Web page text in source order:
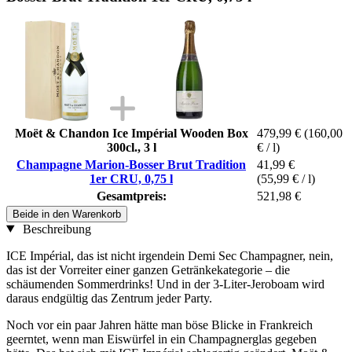
Moët & Chandon Ice Impérial Wooden Box
300cl., 3 l
479,99 € (160,00
€ / l)
Champagne Marion-Bosser Brut Tradition
1er CRU, 0,75 l
41,99 €
(55,99 € / l)
Gesamtpreis:
521,98 €
Beide in den Warenkorb
Beschreibung
ICE Impérial, das ist nicht irgendein Demi Sec Champagner, nein,
das ist der Vorreiter einer ganzen Getränkekategorie – die
schäumenden Sommerdrinks! Und in der 3-Liter-Jeroboam wird
daraus endgültig das Zentrum jeder Party.
Noch vor ein paar Jahren hätte man böse Blicke in Frankreich
geerntet, wenn man Eiswürfel in ein Champagnerglas gegeben